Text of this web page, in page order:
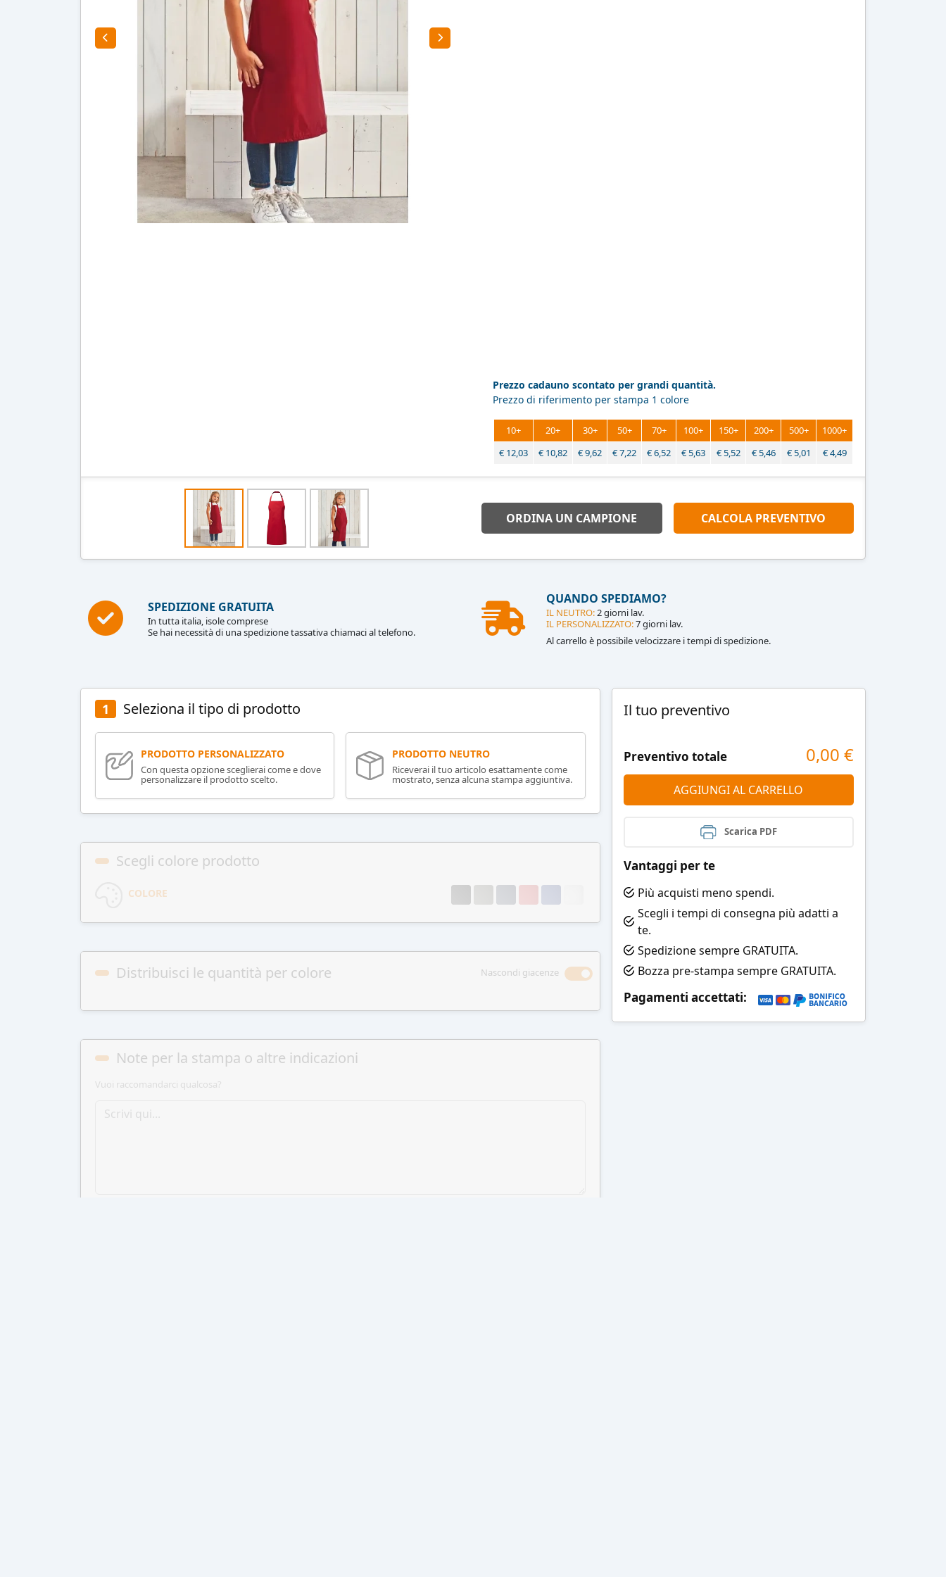
Prezzo cadauno scontato per grandi quantità.
Prezzo di riferimento per stampa 1 colore
10+ 20+ 30+ 50+ 70+ 100+ 150+ 200+ 500+
1000+
€ 12,03 € 10,82 €9,62 €7,22 €6,52 €5,63 €5,52 €5,46 €5,01 €4,49
ORDINA UN CAMPIONE CALCOLA PREVENTIVO
SPEDIZIONE GRATUITA
In tutta italia, isole comprese
Se hai necessità di una spedizione tassativa chiamaci al telefono.
QUANDO SPEDIAMO?
IL NEUTRO:2 giorni lav.
IL PERSONALIZZATO:7 giorni lav.
Al carrello è possibile velocizzare i tempi di spedizione.
1 Seleziona il tipo di prodotto
PRODOTTO PERSONALIZZATO
Con questa opzione sceglierai come e dove
personalizzare il prodotto scelto.
PRODOTTO NEUTRO
Riceverai il tuo articolo esattamente come
mostrato, senza alcuna stampa aggiuntiva.
Scegli colore prodotto
COLORE
Distribuisci le quantità per colore Nascondi giacenze
Note per la stampa o altre indicazioni
Vuoi raccomandarci qualcosa?
Il tuo preventivo
Preventivo totale 0,00 €
AGGIUNGI AL CARRELLO
Scarica PDF
Vantaggi per te
Più acquisti meno spendi.
Scegli i tempi di consegna più adatti a
te.
Spedizione sempre GRATUITA.
Bozza pre-stampa sempre GRATUITA.
Pagamenti accettati: